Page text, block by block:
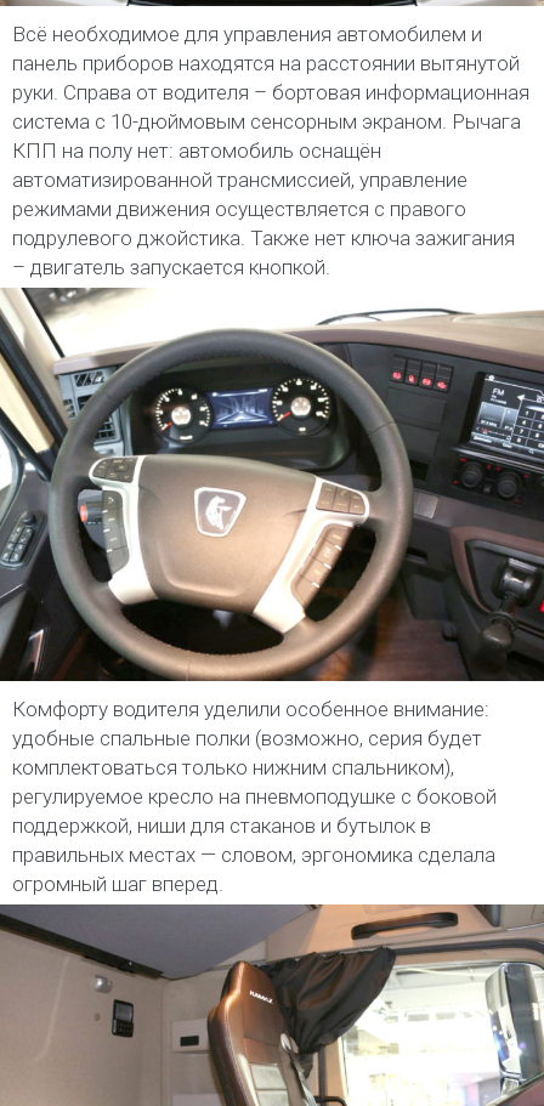
Всё необходимое для управления автомобилем и
панель приборов находятся на расстоянии вытянутой
руки. Справа от водителя – бортовая информационная
система с 10-дюймовым сенсорным экраном. Рычага
КПП на полу нет: автомобиль оснащён
автоматизированной трансмиссией, управление
режимами движения осуществляется с правого
подрулевого джойстика. Также нет ключа зажигания
– двигатель запускается кнопкой.
Комфорту водителя уделили особенное внимание:
удобные спальные полки (возможно, серия будет
комплектоваться только нижним спальником),
регулируемое кресло на пневмоподушке с боковой
поддержкой, ниши для стаканов и бутылок в
правильных местах — словом, эргономика сделала
огромный шаг вперед.